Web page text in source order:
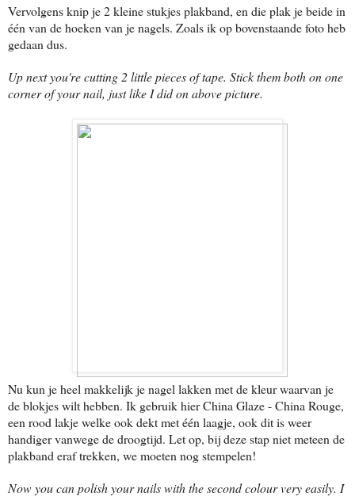
Vervolgens knip je 2 kleine stukjes plakband, en die plak je beide in
één van de hoeken van je nagels. Zoals ik op bovenstaande foto heb
gedaan dus.
Up next you're cutting 2 little pieces of tape. Stick them both on one
corner of your nail, just like I did on above picture.
Nu kun je heel makkelijk je nagel lakken met de kleur waarvan je
de blokjes wilt hebben. Ik gebruik hier China Glaze - China Rouge,
een rood lakje welke ook dekt met één laagje, ook dit is weer
handiger vanwege de droogtijd. Let op, bij deze stap niet meteen de
plakband eraf trekken, we moeten nog stempelen!
Now you can polish your nails with the second colour very easily. I